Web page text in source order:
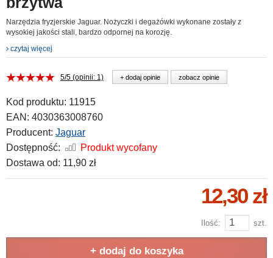
Narzędzia fryzjerskie Jaguar. Nożyczki i degażówki wykonane zostały z
wysokiej jakości stali, bardzo odpornej na korozję.
czytaj więcej
5/5 (opinii: 1) + dodaj opinie zobacz opinie
Kod produktu: 11915
EAN: 4030363008760
Producent: Jaguar
Dostępność:
Produkt wycofany
Dostawa od: 11,90 zł
12,30 zł
Ilość: szt.
+ dodaj do koszyka